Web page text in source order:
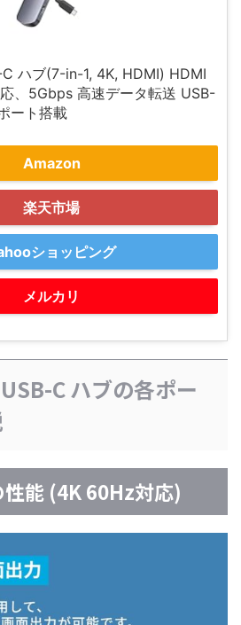
ハブ(7-in-1, 4K, HDMI) HDMI
、5Gbps 高速データ転送 USB-
ート搭載
Amazon
楽天市場
ショッピング
メルカリ
C ハブの各ポー
能 (4K 60Hz対応)